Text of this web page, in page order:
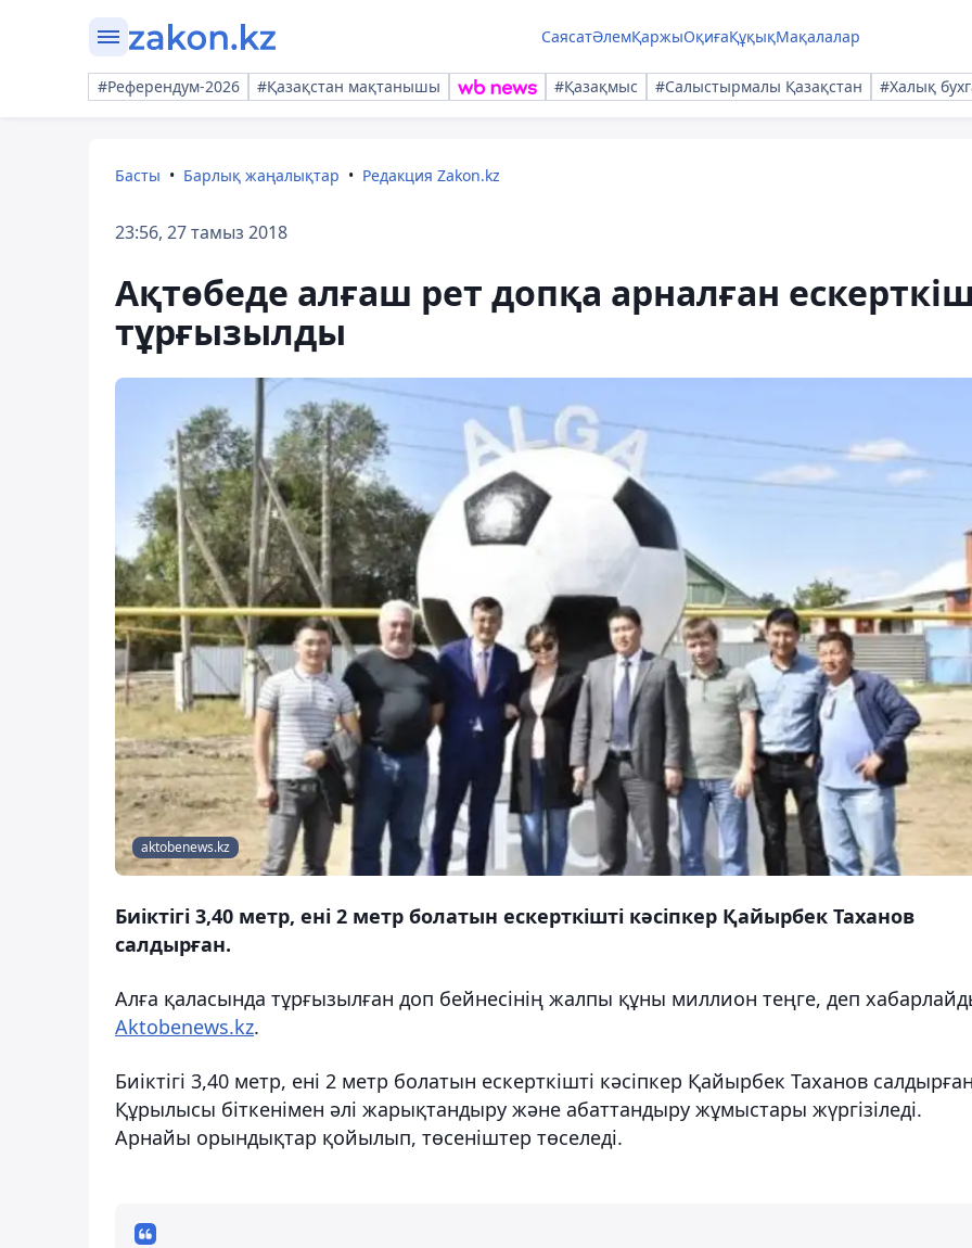
СаясатӘлемҚаржыОқиғаҚұқықМақалалар
#Референдум-2026 #Қазақстан мақтанышы #Қазақмыс #Салыстырмалы Қазақстан #Халық
Басты Барлық жаңалықтар Редакция Zakon.kz
23:56, 27 тамыз 2018
Ақтөбеде алғаш рет допқа арналған
тұрғызылды
aktobenews.kz
Биіктігі 3,40 метр, ені 2 метр болатын ескерткішті кәсіпкер Қайырбек Таханов
салдырған.
Алға қаласында тұрғызылған доп бейнесінің жалпы құны миллион теңге, деп
Aktobenews.kz.
Биіктігі 3,40 метр, ені 2 метр болатын ескерткішті кәсіпкер Қайырбек Таханов
Құрылысы біткенімен әлі жарықтандыру және абаттандыру жұмыстары жүргізіледі.
Арнайы орындықтар қойылып, төсеніштер төселеді.